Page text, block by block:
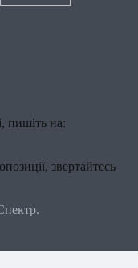
пишіть на:
звертайтесь